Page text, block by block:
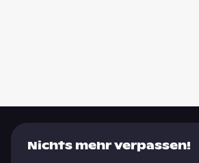
Nichts mehr verpassen!